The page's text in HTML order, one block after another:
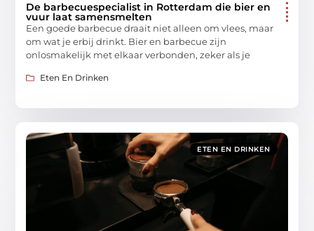
De barbecuespecialist in Rotterdam die bier en
vuur laat samensmelten
Een goede barbecue draait niet alleen om vlees, maar
om wat je erbij drinkt. Bier en barbecue zijn
onlosmakelijk met elkaar verbonden, zeker als je
Eten En Drinken
ETEN EN DRINKEN